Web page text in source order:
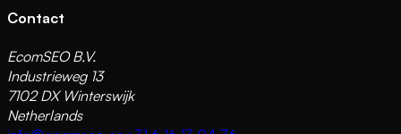
Contact
EcomSEO B.V.
Industrieweg 13
7102 DX Winterswijk
Netherlands